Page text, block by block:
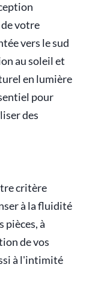
votre
vers le sud
au soleil et
en lumière
pour
des
critère
à la fluidité
à
de vos
à l'intimité